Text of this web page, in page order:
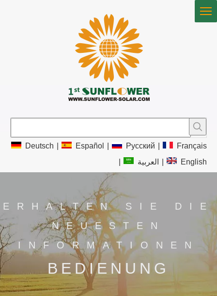
Deutsch Español Pусский
Français
العربية English
ERHALTEN SIE DIE
NEUESTEN
INFORMATIONEN
BEDIENUNG